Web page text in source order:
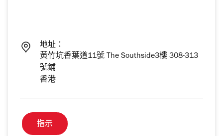
地址：
黃竹坑香葉道11號 The Southside3樓 308-313
號鋪
香港
指示